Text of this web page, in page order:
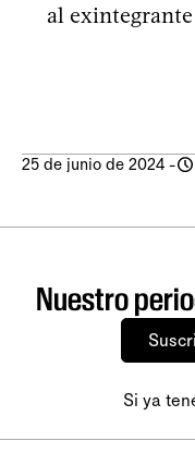
al
25 de junio de 2024 -
Nuestro
Si ya